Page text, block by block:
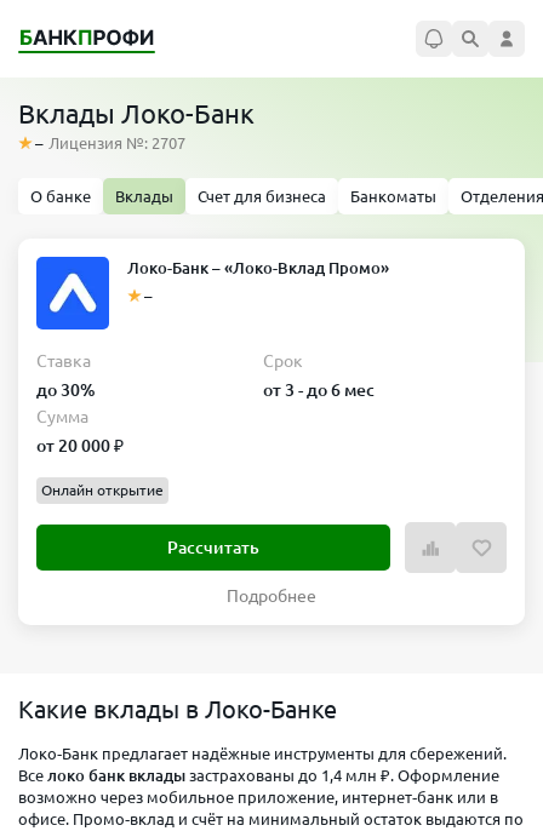
Вклады Локо-Банк
– Лицензия №: 2707
О банке Вклады Счет для бизнеса Банкоматы Отделения
Локо-Банк – «Локо-Вклад Промо»
–
Ставка
до 30%
Срок
от 3 - до 6 мес
Сумма
от 20 000 ₽
Онлайн открытие
Рассчитать
Подробнее
Какие вклады в Локо-Банке
Локо‑Банк предлагает надёжные инструменты для сбережений.
Все локо банк вклады застрахованы до 1,4 млн ₽. Оформление
возможно через мобильное приложение, интернет‑банк или в
офисе. Промо‑вклад и счёт на минимальный остаток выдаются по